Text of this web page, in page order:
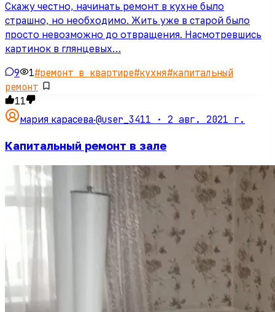
Скажу честно, начинать ремонт в кухне было
страшно, но необходимо. Жить уже в старой было
просто невозможно до отвращения. Насмотревшись
картинок в глянцевых…
9 1#ремонт в квартире#кухня#капитальный
ремонт
11
мария карасева·@user_3411 · 2 авг. 2021 г.
Капитальный ремонт в зале